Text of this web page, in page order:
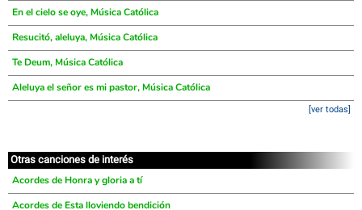
En el cielo se oye, Música Católica
Resucitó, aleluya, Música Católica
Te Deum, Música Católica
Aleluya el señor es mi pastor, Música Católica
[ver todas]
Otras canciones de interés
Acordes de Honra y gloria a tí
Acordes de Esta lloviendo bendición